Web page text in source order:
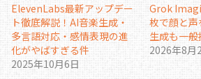
ElevenLabs最新アップデー
ト徹底解説！AI音楽生成・
多言語対応・感情表現の進
化がやばすぎる件
2025年10月6日
Grok
枚で顔と
生成も一般
2026年8月